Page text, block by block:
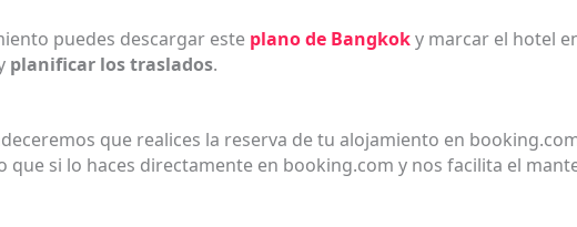
puedes descargar este plano de Bangkoky marcar el hotel
planificar los traslados.
que realices la reserva de tu alojamiento en
que si lo haces directamente en booking.com y nos facilita el